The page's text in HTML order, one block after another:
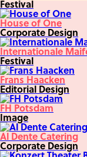
Festival
House of One
Corporate Design
Internationale
Festival
Frans Haacken
Editorial Design
FH Potsdam
Image
Al Dente Catering
Corporate Design